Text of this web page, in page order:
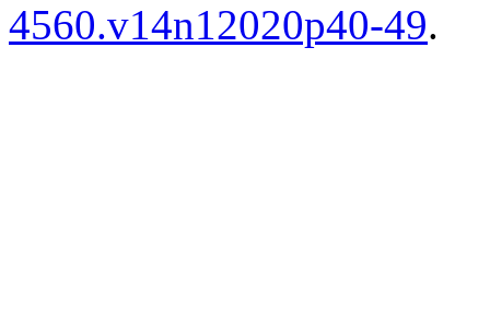
4560.v14n12020p40-49.